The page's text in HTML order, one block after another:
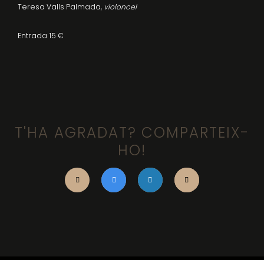
Teresa Valls Palmada, violoncel
Entrada 15 €
T'HA AGRADAT? COMPARTEIX-
HO!